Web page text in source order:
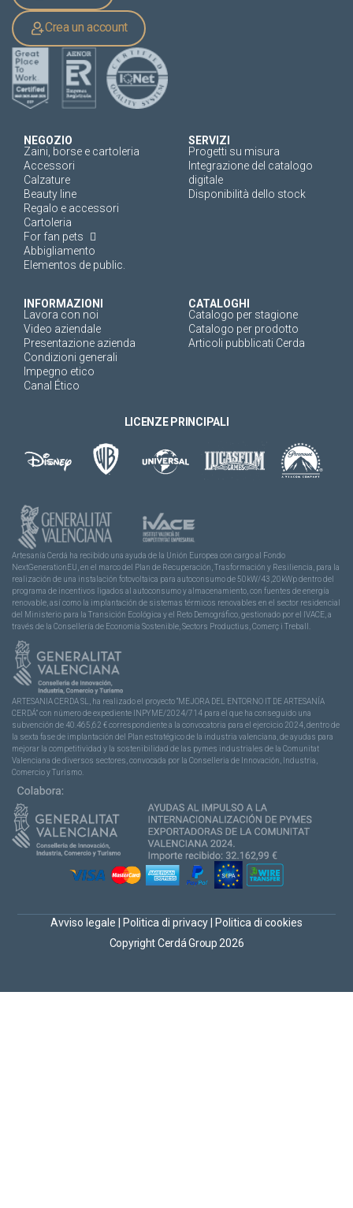
Crea un account
NEGOZIO
Zaini, borse e cartoleria
Accessori
Calzature
Beauty line
Regalo e accessori
Cartoleria
For fan pets
Abbigliamento
Elementos de public.
SERVIZI
Progetti su misura
Integrazione del catalogo
digitale
Disponibilità dello stock
INFORMAZIONI
Lavora con noi
Video aziendale
Presentazione azienda
Condizioni generali
Impegno etico
Canal Ético
CATALOGHI
Catalogo per stagione
Catalogo per prodotto
Articoli pubblicati Cerda
LICENZE PRINCIPALI
Artesanía Cerdá ha recibido una ayuda de la Unión Europea con cargo al Fondo
NextGenerationEU, en el marco del Plan de Recuperación, Trasformación y Resiliencia, para la
realización de una instalación fotovoltaica para autoconsumo de 50kW/43,20kWp dentro del
programa de incentivos ligados al autoconsumo y almacenamiento, con fuentes de energía
renovable, así como la implantación de sistemas térmicos renovables en el sector residencial
del Ministerio para la Transición Ecológica y el Reto Demográfico, gestionado por el IVACE, a
través de la Consellería de Economía Sostenible, Sectors Productius, Comerç i Treball.
ARTESANIA CERDA SL, ha realizado el proyecto “MEJORA DEL ENTORNO IT DE ARTESANÍA
CERDÁ” con número de expediente INPYME/2024/714 para el que ha conseguido una
subvención de 40.465,62 € correspondiente a la convocatoria para el ejercicio 2024, dentro de
la sexta fase de implantación del Plan estratégico de la industria valenciana, de ayudas para
mejorar la competitividad y la sostenibilidad de las pymes industriales de la Comunitat
Valenciana de diversos sectores, convocada por la Conselleria de Innovación, Industria,
Comercio y Turismo.
Copyright Cerdá Group 2026
Avviso legale Politica di privacy Politica di cookies